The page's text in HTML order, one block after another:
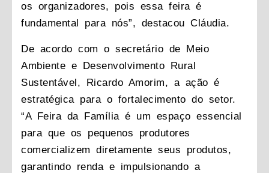
os organizadores, pois essa feira é
fundamental para nós”, destacou Cláudia.
De acordo com o secretário de Meio
Ambiente e Desenvolvimento Rural
Sustentável, Ricardo Amorim, a ação é
estratégica para o fortalecimento do setor.
“A Feira da Família é um espaço essencial
para que os pequenos produtores
comercializem diretamente seus produtos,
garantindo renda e impulsionando a